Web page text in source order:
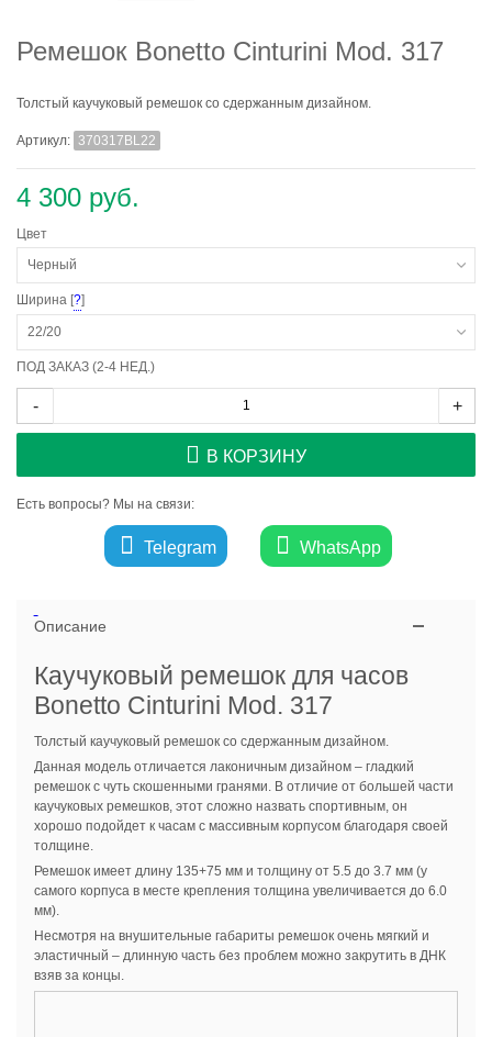
Ремешок Bonetto Cinturini Mod. 317
Толстый каучуковый ремешок со сдержанным дизайном.
Артикул: 370317BL22
4 300 руб.
Цвет
Черный
Ширина [?]
22/20
ПОД ЗАКАЗ (2-4 НЕД.)
- +
В КОРЗИНУ
Есть вопросы? Мы на связи:
Telegram WhatsApp
Описание
Каучуковый ремешок для часов
Bonetto Cinturini Mod. 317
Толстый каучуковый ремешок со сдержанным дизайном.
Данная модель отличается лаконичным дизайном – гладкий
ремешок с чуть скошенными гранями. В отличие от большей части
каучуковых ремешков, этот сложно назвать спортивным, он
хорошо подойдет к часам с массивным корпусом благодаря своей
толщине.
Ремешок имеет длину 135+75 мм и толщину от 5.5 до 3.7 мм (у
самого корпуса в месте крепления толщина увеличивается до 6.0
мм).
Несмотря на внушительные габариты ремешок очень мягкий и
эластичный – длинную часть без проблем можно закрутить в ДНК
взяв за концы.